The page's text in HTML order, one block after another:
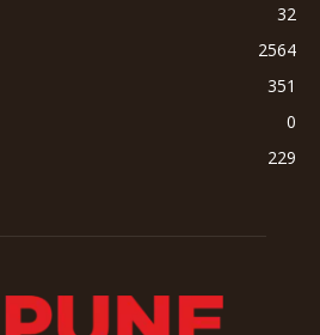
32
2564
351
0
229